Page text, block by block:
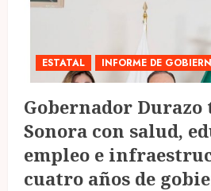
ESTATAL INFORME DE
Gobernador
Sonora con salud,
empleo e
cuatro años de